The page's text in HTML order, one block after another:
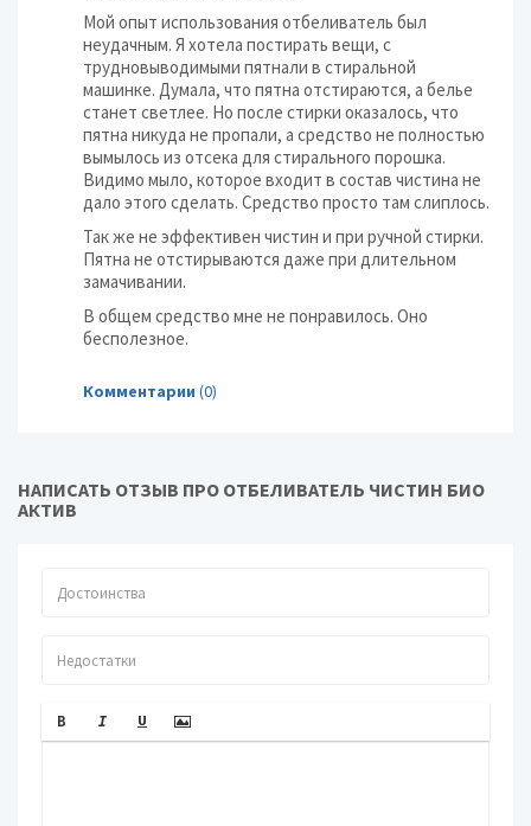
Мой опыт использования отбеливатель был
неудачным. Я хотела постирать вещи, с
трудновыводимыми пятнали в стиральной
машинке. Думала, что пятна отстираются, а белье
станет светлее. Но после стирки оказалось, что
пятна никуда не пропали, а средство не полностью
вымылось из отсека для стирального порошка.
Видимо мыло, которое входит в состав чистина не
дало этого сделать. Средство просто там слиплось.
Так же не эффективен чистин и при ручной стирки.
Пятна не отстирываются даже при длительном
замачивании.
В общем средство мне не понравилось. Оно
бесполезное.
Комментарии (0)
НАПИСАТЬ ОТЗЫВ ПРО ОТБЕЛИВАТЕЛЬ ЧИСТИН БИО
АКТИВ